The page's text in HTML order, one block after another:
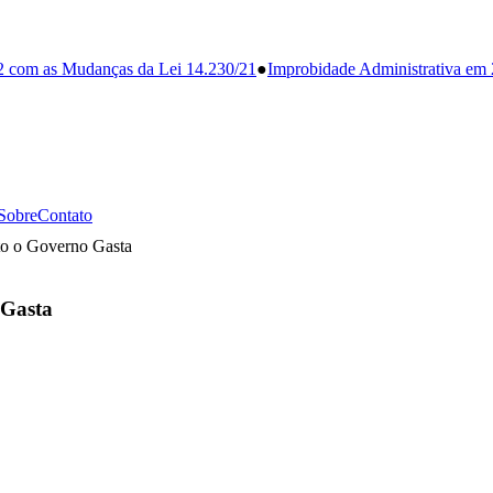
as Mudanças da Lei 14.230/21 ●Improbidade Administrativa
Contato
o Governo Gasta